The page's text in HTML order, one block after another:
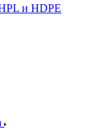
и HDPE